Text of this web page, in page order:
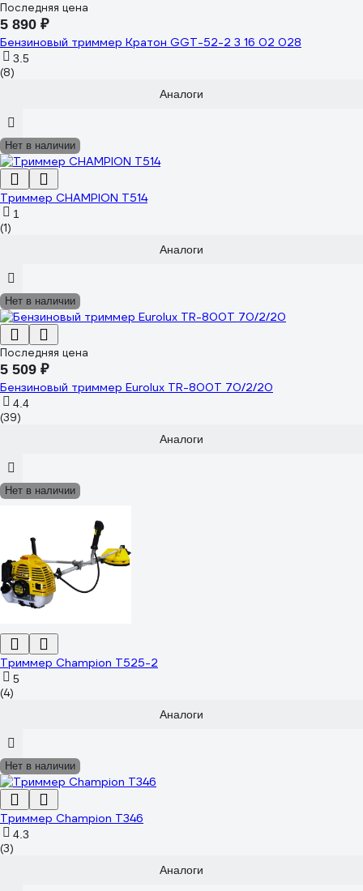
Последняя цена
5 890 ₽
Бензиновый триммер Кратон GGT-52-2 3 16 02 028
3.5
(8)
Аналоги
Нет в наличии
Триммер CHAMPION Т514
1
(1)
Аналоги
Нет в наличии
Последняя цена
5 509 ₽
Бензиновый триммер Eurolux TR-800T 70/2/20
4.4
(39)
Аналоги
Нет в наличии
Триммер Champion T525-2
5
(4)
Аналоги
Нет в наличии
Триммер Champion T346
4.3
(3)
Аналоги